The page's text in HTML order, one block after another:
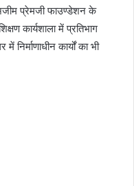
प्रेमजी फाउण्डेशन के
कार्यशाला में प्रतिभाग
कार्यों का भी